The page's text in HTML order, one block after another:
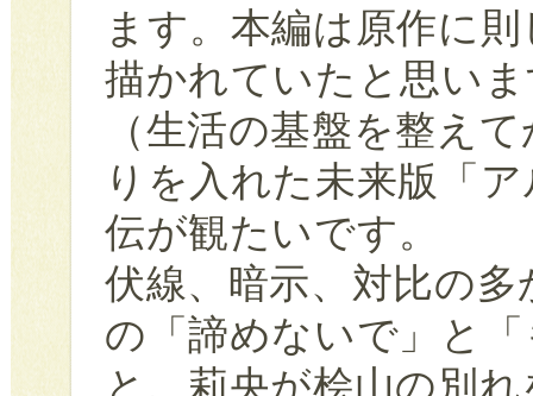
ます。本編は原作に
描かれていたと思い
（生活の基盤を整え
りを入れた未来版「
伝が観たいです。
伏線、暗示、対比の
の「諦めないで」と
と、莉央が桧山の別